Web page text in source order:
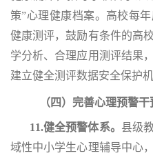
策”心理健康档案。高校每
健康测评，鼓励有条件的高
学分析、合理应用测评结果
建立健全测评数据安全保护
（四）完善心理预警干
11.健全预警体系。 县级
域性中小学生心理辅导中心